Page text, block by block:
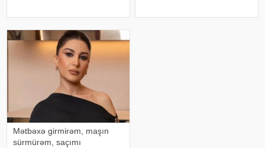
Kanada 2015-ci ildə yarışmay
Mətbəxə girmirəm, maşın
sürmürəm, saçımı